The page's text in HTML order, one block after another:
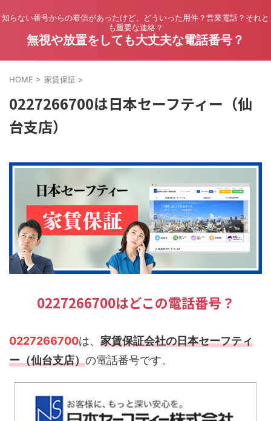
知らない番号からの着信があったけど、どういった用件？営業電話？それと
も重要な連絡？
無視や放置をしても大丈夫な電話番号？
HOME > 家賃保証 >
0227266700は日本セーフティー（仙
台支店）
0227266700はどこの電話番号？
0227266700は、 家賃保証会社の日本セーフティ
ー（仙台支店）の電話番号です。